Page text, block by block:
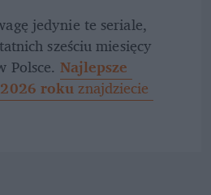
jedynie te seriale,
sześciu miesięcy
Polsce. Najlepsze
roku znajdziecie